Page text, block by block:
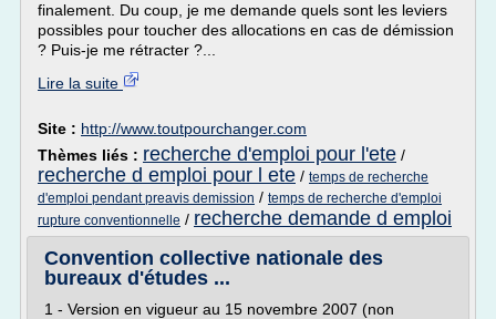
finalement. Du coup, je me demande quels sont les leviers
possibles pour toucher des allocations en cas de démission
? Puis-je me rétracter ?...
Lire la suite
Site : http://www.toutpourchanger.com
Thèmes liés : recherche d'emploi pour l'ete /
recherche d emploi pour l ete / temps de recherche
d'emploi pendant preavis demission / temps de recherche d'emploi
rupture conventionnelle / recherche demande d emploi
Convention collective nationale des
bureaux d'études ...
1 - Version en vigueur au 15 novembre 2007 (non